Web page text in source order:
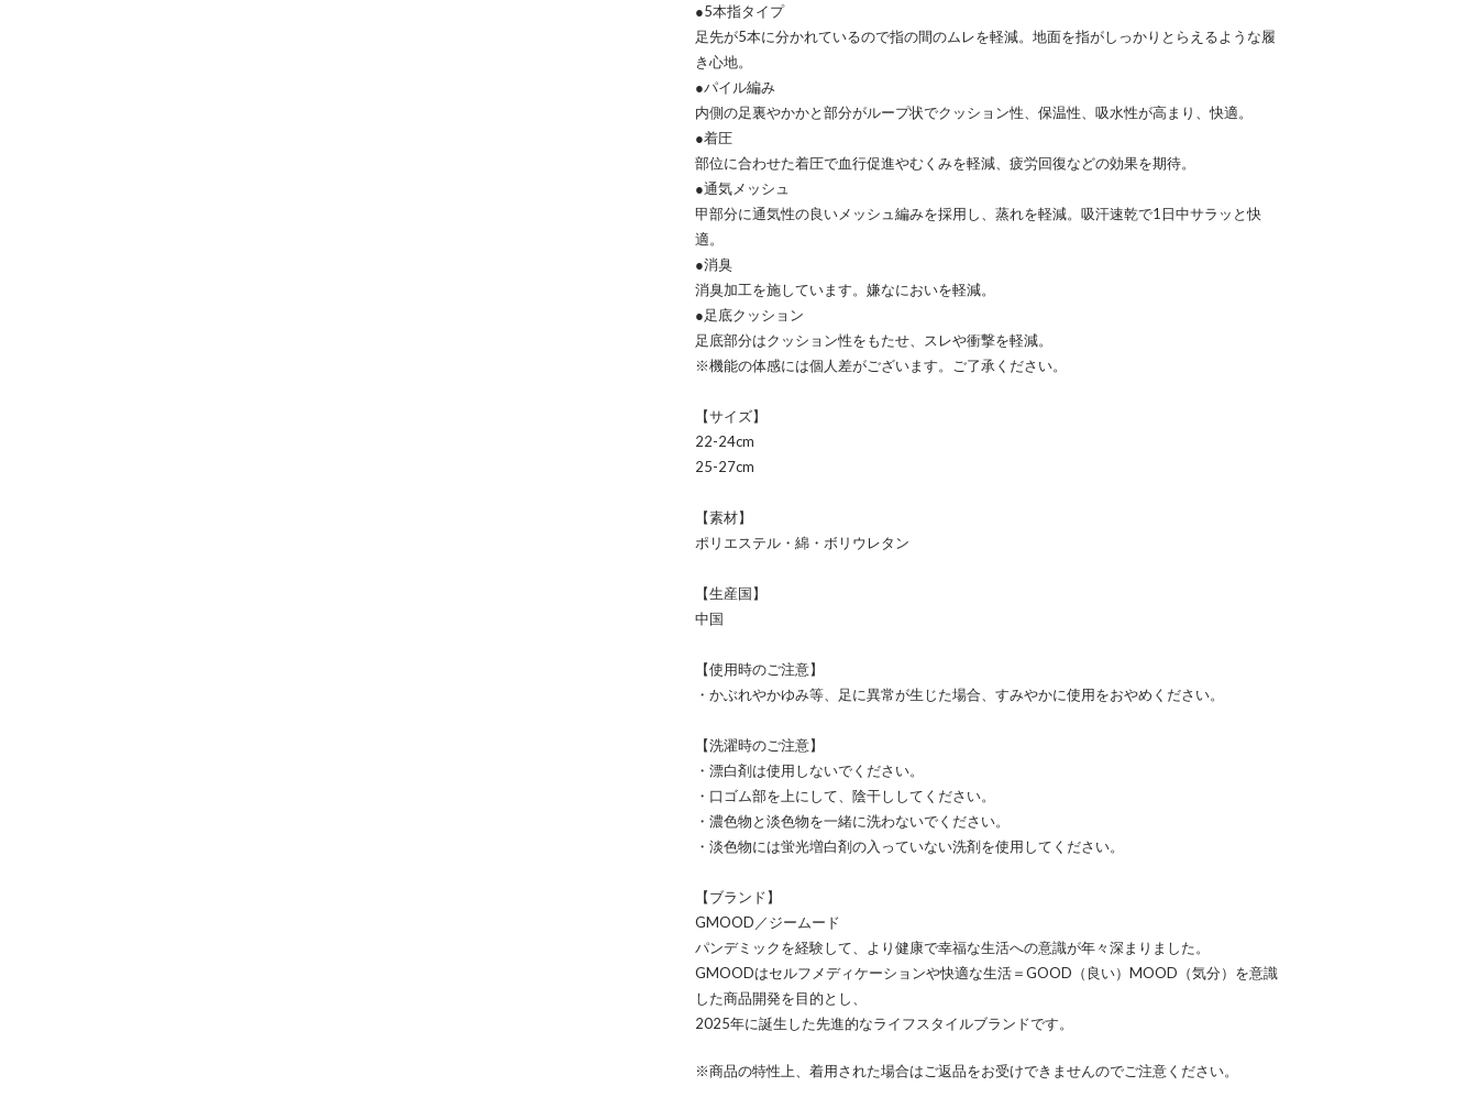
●5本指タイプ
足先が5本に分かれているので指の間のムレを軽減。地面を指がしっかりとらえるような履
き心地。
●パイル編み
内側の足裏やかかと部分がループ状でクッション性、保温性、吸水性が高まり、快適。
●着圧
部位に合わせた着圧で血行促進やむくみを軽減、疲労回復などの効果を期待。
●通気メッシュ
甲部分に通気性の良いメッシュ編みを採用し、蒸れを軽減。吸汗速乾で1日中サラッと快
適。
●消臭
消臭加工を施しています。嫌なにおいを軽減。
●足底クッション
足底部分はクッション性をもたせ、スレや衝撃を軽減。
※機能の体感には個人差がございます。ご了承ください。
【サイズ】
22-24cm
25-27cm
【素材】
ポリエステル・綿・ボリウレタン
【生産国】
中国
【使用時のご注意】
・かぶれやかゆみ等、足に異常が生じた場合、すみやかに使用をおやめください。
【洗濯時のご注意】
・漂白剤は使用しないでください。
・口ゴム部を上にして、陰干ししてください。
・濃色物と淡色物を一緒に洗わないでください。
・淡色物には蛍光増白剤の入っていない洗剤を使用してください。
【ブランド】
GMOOD／ジームード
パンデミックを経験して、より健康で幸福な生活への意識が年々深まりました。
GMOODはセルフメディケーションや快適な生活＝GOOD（良い）MOOD（気分）を意識
した商品開発を目的とし、
2025年に誕生した先進的なライフスタイルブランドです。
※商品の特性上、着用された場合はご返品をお受けできませんのでご注意ください。